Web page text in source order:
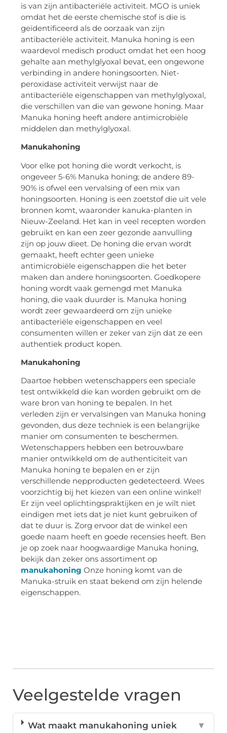
is van zijn antibacteriële activiteit. MGO is uniek
omdat het de eerste chemische stof is die is
geïdentificeerd als de oorzaak van zijn
antibacteriële activiteit. Manuka honing is een
waardevol medisch product omdat het een hoog
gehalte aan methylglyoxal bevat, een ongewone
verbinding in andere honingsoorten. Niet-
peroxidase activiteit verwijst naar de
antibacteriële eigenschappen van methylglyoxal,
die verschillen van die van gewone honing. Maar
Manuka honing heeft andere antimicrobiële
middelen dan methylglyoxal.
Manukahoning
Voor elke pot honing die wordt verkocht, is
ongeveer 5-6% Manuka honing; de andere 89-
90% is ofwel een vervalsing of een mix van
honingsoorten. Honing is een zoetstof die uit vele
bronnen komt, waaronder kanuka-planten in
Nieuw-Zeeland. Het kan in veel recepten worden
gebruikt en kan een zeer gezonde aanvulling
zijn op jouw dieet. De honing die ervan wordt
gemaakt, heeft echter geen unieke
antimicrobiële eigenschappen die het beter
maken dan andere honingsoorten. Goedkopere
honing wordt vaak gemengd met Manuka
honing, die vaak duurder is. Manuka honing
wordt zeer gewaardeerd om zijn unieke
antibacteriële eigenschappen en veel
consumenten willen er zeker van zijn dat ze een
authentiek product kopen.
Manukahoning
Daartoe hebben wetenschappers een speciale
test ontwikkeld die kan worden gebruikt om de
ware bron van honing te bepalen. In het
verleden zijn er vervalsingen van Manuka honing
gevonden, dus deze techniek is een belangrijke
manier om consumenten te beschermen.
Wetenschappers hebben een betrouwbare
manier ontwikkeld om de authenticiteit van
Manuka honing te bepalen en er zijn
verschillende nepproducten gedetecteerd. Wees
voorzichtig bij het kiezen van een online winkel!
Er zijn veel oplichtingspraktijken en je wilt niet
eindigen met iets dat je niet kunt gebruiken of
dat te duur is. Zorg ervoor dat de winkel een
goede naam heeft en goede recensies heeft. Ben
je op zoek naar hoogwaardige Manuka honing,
bekijk dan zeker ons assortiment op
manukahoning Onze honing komt van de
Manuka-struik en staat bekend om zijn helende
eigenschappen.
Veelgestelde vragen
Wat maakt manukahoning uniek ▼